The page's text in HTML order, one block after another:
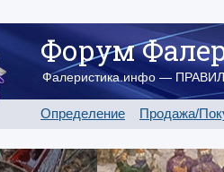
Форум
Фалеристика.инфо —
Определение Продажа/